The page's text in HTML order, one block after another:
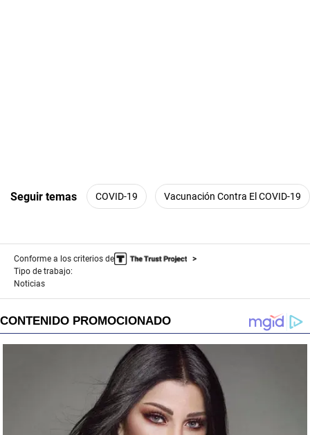
Seguir temas COVID-19 Vacunación Contra El COVID-19
Conforme a los criterios de
Tipo de trabajo:
Noticias